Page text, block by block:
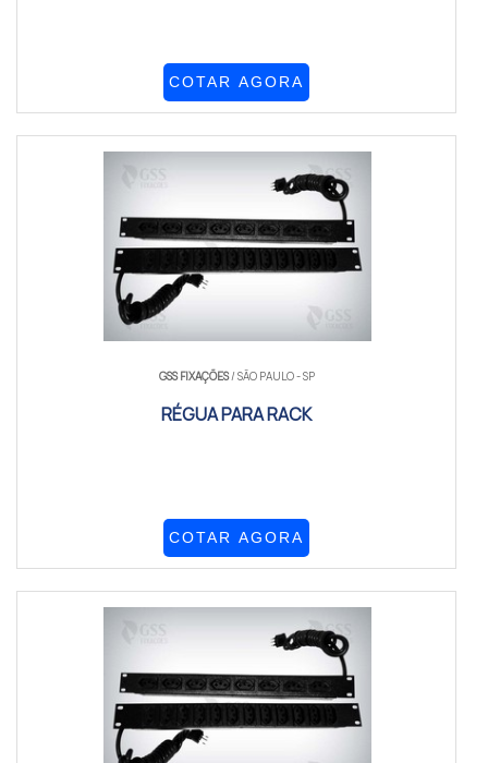
COTAR AGORA
GSS FIXAÇÕES/ SÃO PAULO - SP
RÉGUA PARA RACK
COTAR AGORA